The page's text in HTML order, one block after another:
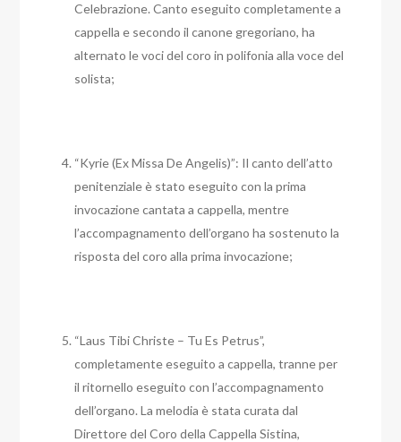
Celebrazione. Canto eseguito completamente a
cappella e secondo il canone gregoriano, ha
alternato le voci del coro in polifonia alla voce del
solista;
“Kyrie (Ex Missa De Angelis)”: Il canto dell’atto
penitenziale è stato eseguito con la prima
invocazione cantata a cappella, mentre
l’accompagnamento dell’organo ha sostenuto la
risposta del coro alla prima invocazione;
“Laus Tibi Christe – Tu Es Petrus”,
completamente eseguito a cappella, tranne per
il ritornello eseguito con l’accompagnamento
dell’organo. La melodia è stata curata dal
Direttore del Coro della Cappella Sistina,